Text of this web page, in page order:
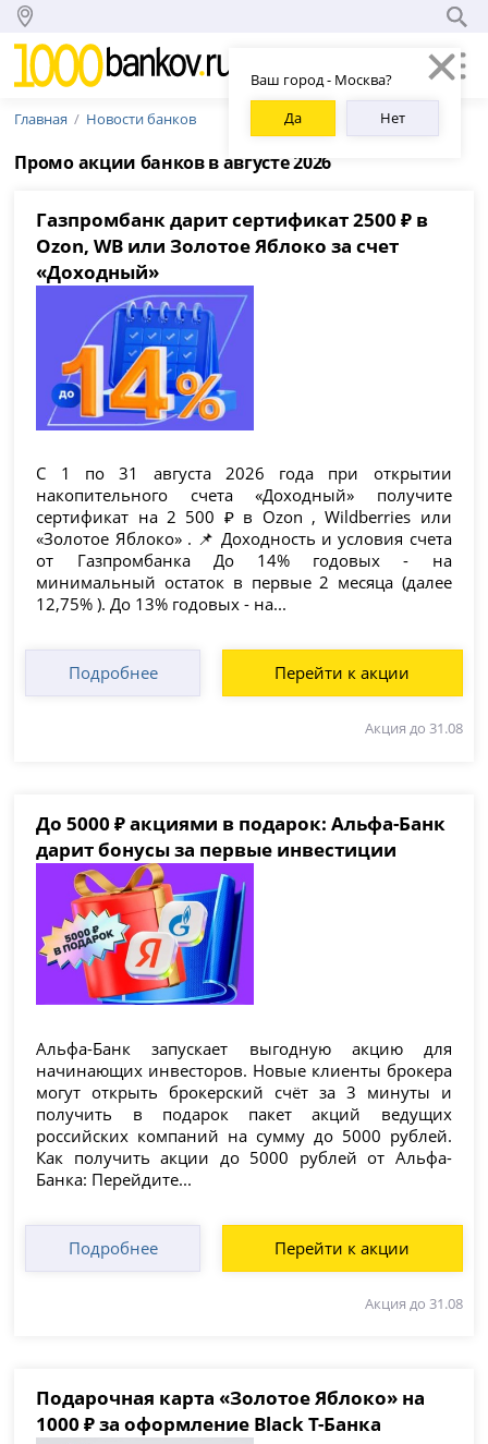
Ваш город - Москва?
Да
Нет
Главная Новости банков
Промо акции банков в августе 2026
Газпромбанк дарит сертификат 2500 ₽ в
Ozon, WB или Золотое Яблоко за счет
«Доходный»
С 1 по 31 августа 2026 года при открытии
накопительного счета «Доходный» получите
сертификат на 2 500 ₽ в Ozon , Wildberries или
«Золотое Яблоко» . 📌 Доходность и условия счета
от Газпромбанка До 14% годовых - на
минимальный остаток в первые 2 месяца (далее
12,75% ). До 13% годовых - на...
Подробнее Перейти к акции
Акция до 31.08
До 5000 ₽ акциями в подарок: Альфа-Банк
дарит бонусы за первые инвестиции
Альфа-Банк запускает выгодную акцию для
начинающих инвесторов. Новые клиенты брокера
могут открыть брокерский счёт за 3 минуты и
получить в подарок пакет акций ведущих
российских компаний на сумму до 5000 рублей.
Как получить акции до 5000 рублей от Альфа-
Банка: Перейдите...
Подробнее Перейти к акции
Акция до 31.08
Подарочная карта «Золотое Яблоко» на
1000 ₽ за оформление Black Т-Банка